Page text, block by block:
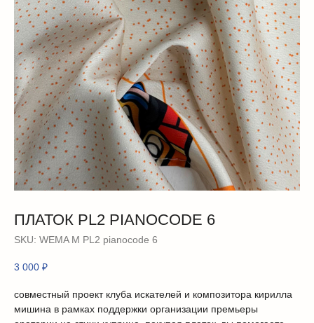
ПЛАТОК PL2 PIANOCODE 6
SKU: WEMA М PL2 pianocode 6
3 000 ₽
совместный проект клуба искателей и композитора кирилла
мишина в рамках поддержки организации премьеры